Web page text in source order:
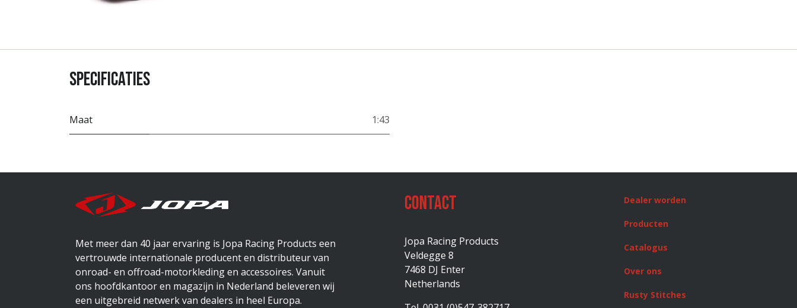
Specificaties
Maat 1:43
Met meer dan 40 jaar ervaring is Jopa Racing Products een
vertrouwde internationale producent en distributeur van
onroad- en offroad-motorkleding en accessoires. Vanuit
ons hoofdkantoor en magazijn in Nederland beleveren wij
een uitgebreid netwerk van dealers in heel Europa.
Contact
Jopa Racing Products
Veldegge 8
7468 DJ Enter
Netherlands
Dealer worden
Producten
Catalogus
Over ons
Rusty Stitches